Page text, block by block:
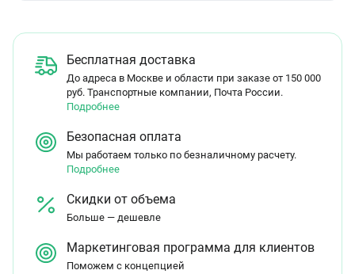
Бесплатная доставка
До адреса в Москве и области при заказе от 150 000
руб. Транспортные компании, Почта России.
Подробнее
Безопасная оплата
Мы работаем только по безналичному расчету.
Подробнее
Скидки от объема
Больше — дешевле
Маркетинговая программа для клиентов
Поможем с концепцией